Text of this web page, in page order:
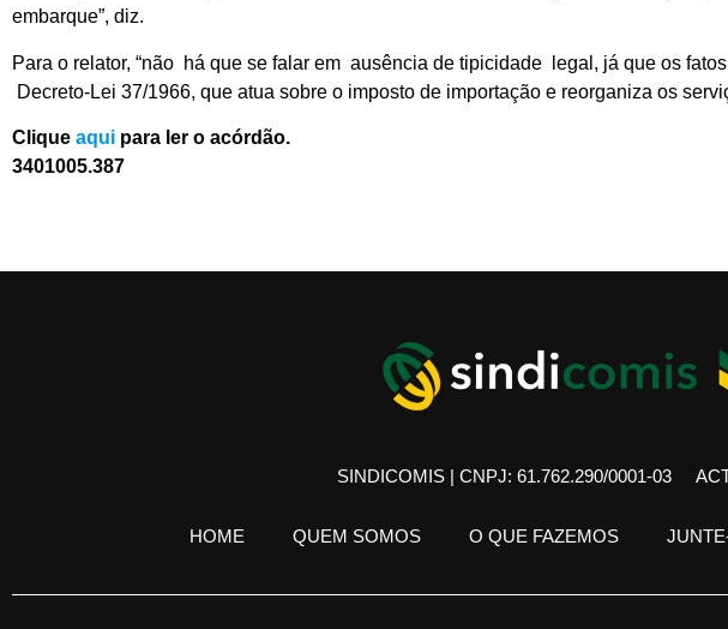
embarque”, diz.
Para o relator, “não há que se falar em ausência de tipicidade legal, já que os
Decreto-­Lei 37/1966, que atua sobre o imposto de importação e reorganiza os
Clique aqui para ler o acórdão.
3401­005.387
SINDICOMIS | CNPJ: 61.762.290/0001-03
HOME QUEM SOMOS O QUE FAZEMOS